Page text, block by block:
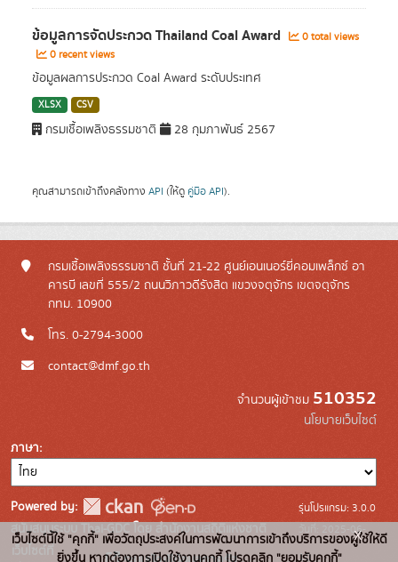
ข้อมูลการจัดประกวด Thailand Coal Award
0 total views
0 recent views
ข้อมูลผลการประกวด Coal Award ระดับประเทศ
XLSX CSV
กรมเชื้อเพลิงธรรมชาติ 28 กุมภาพันธ์ 2567
คุณสามารถเข้าถึงคลังทาง API (ให้ดู คู่มือ API).
กรมเชื้อเพลิงธรรมชาติ ชั้นที่ 21-22 ศูนย์เอนเนอร์ยี่คอมเพล็กซ์ อา
คารบี เลขที่ 555/2 ถนนวิภาวดีรังสิต แขวงจตุจักร เขตจตุจักร
กทม. 10900
โทร. 0-2794-3000
contact@dmf.go.th
จำนวนผู้เข้าชม 510352
นโยบายเว็บไซต์
ภาษา
Powered by:
สนับสนุนระบบ Thai-GDC โดย สำนักงานสถิติแห่งชาติ
รุ่นโปรแกรม: 3.0.0
วันที่: 2025-06-
10
เว็บไซต์นี้ใช้ "คุกกี้" เพื่อวัตถุประสงค์ในการพัฒนาการเข้าถึงบริการของผู้ใช้ให้ดี
ยิ่งขึ้น หากต้องการเปิดใช้งานคุกกี้ โปรดคลิก "ยอมรับคุกกี้"
x